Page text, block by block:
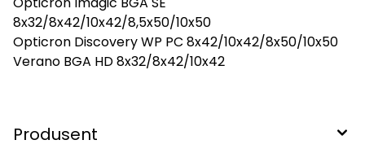
8x32/8x42/10x42/8,5x50/10x50
Opticron Discovery WP PC 8x42/10x42/8x50/10x50
Verano BGA HD 8x32/8x42/10x42
Produsent